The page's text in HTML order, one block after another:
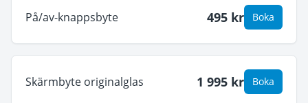
På/av-knappsbyte 495 kr Boka
Skärmbyte originalglas 1 995 kr Boka